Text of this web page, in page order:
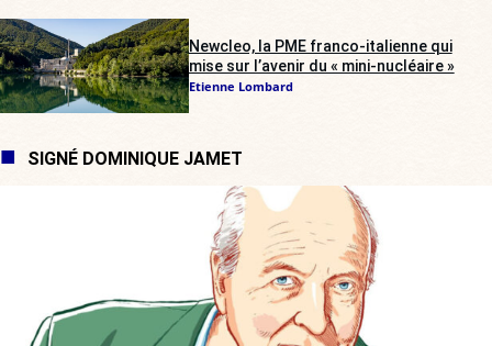
Newcleo, la PME franco-italienne qui
mise sur l’avenir du « mini-nucléaire »
Etienne Lombard
SIGNÉ DOMINIQUE JAMET